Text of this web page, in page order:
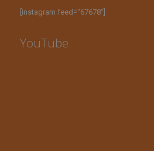
[instagram feed="67678"]
YouTube